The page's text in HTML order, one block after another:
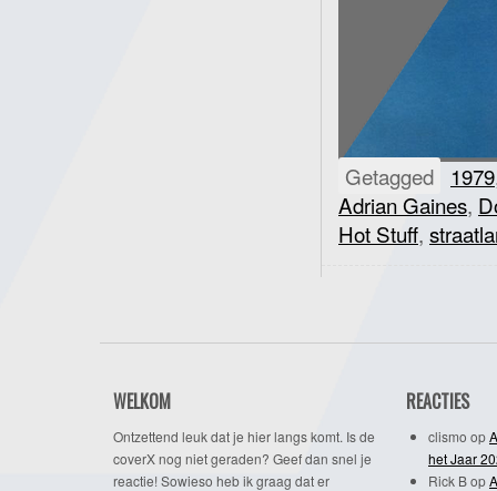
Getagged 1979
Adrian Gaines,
Hot Stuff,
WELKOM
Ontzettend leuk dat je hier langs komt. Is de
coverX nog niet geraden? Geef dan snel je
reactie! Sowieso heb ik graag dat er
REACTIES
clismo op
het Jaar
Rick Bop